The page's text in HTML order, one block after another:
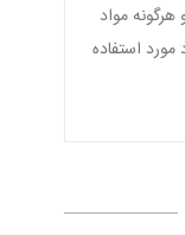
مواد
استفاده